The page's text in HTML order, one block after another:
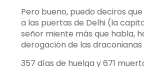
Pero bueno, puedo deciros
a las puertas de Delhi (la
señor miente más que habla,
derogación de las
357 días de huelga y 671